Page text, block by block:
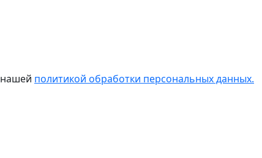
нашей политикой обработки персональных данных.